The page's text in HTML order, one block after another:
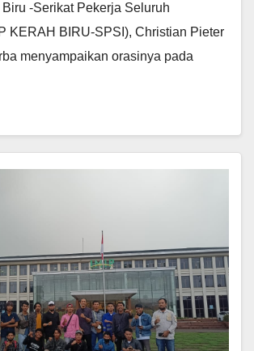
-Serikat Pekerja Seluruh
KERAH BIRU-SPSI), Christian Pieter
menyampaikan orasinya pada